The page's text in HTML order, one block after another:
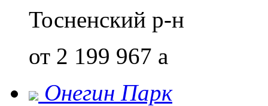
Тосненский р-н
от 2 199 967 a
Онегин Парк